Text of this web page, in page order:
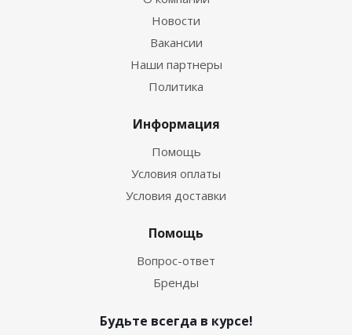
Новости
Вакансии
Наши партнеры
Политика
Информация
Помощь
Условия оплаты
Условия доставки
Помощь
Вопрос-ответ
Бренды
Будьте всегда в курсе!